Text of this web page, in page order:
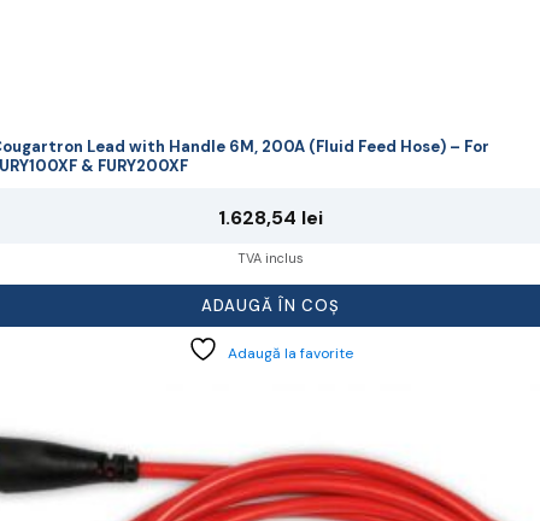
Lead with Handle 6M, 200A (Fluid Feed Hose) – For
& FURY200XF
1.628,54 lei
TVA inclus
ADAUGĂ ÎN COȘ
Adaugă la favorite